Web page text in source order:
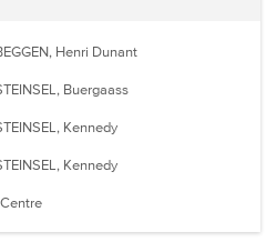
Henri Dunant
Buergaass
Kennedy
Kennedy
Centre